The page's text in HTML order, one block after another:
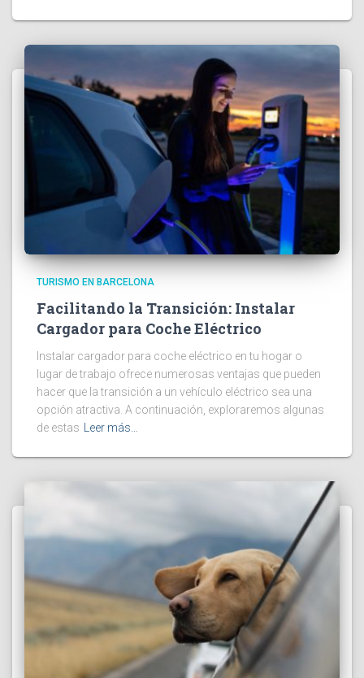
TURISMO EN BARCELONA
Facilitando la Transición: Instalar
Cargador para Coche Eléctrico
Instalar cargador para coche eléctrico en tu hogar o
lugar de trabajo ofrece numerosas ventajas que pueden
hacer que la transición a un vehículo eléctrico sea una
opción atractiva. A continuación, exploraremos algunas
de estas Leer más…